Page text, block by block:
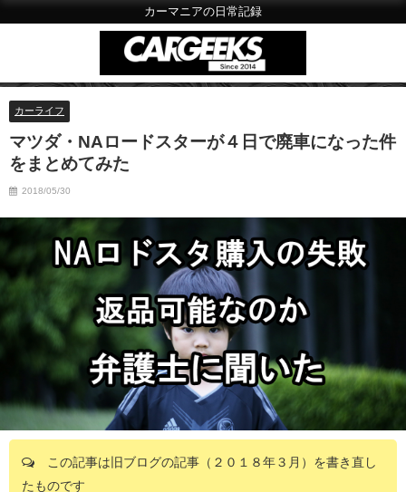
カーマニアの日常記録
カーライフ
マツダ・NAロードスターが４日で廃車になった件
をまとめてみた
2018/05/30
この記事は旧ブログの記事（２０１８年３月）を書き直し
たものです